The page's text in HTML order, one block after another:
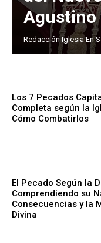
Agustino
Redacción Iglesia En
Los 7 Pecados
Completa según la
Cómo Combatirlos
El Pecado Según la
Comprendiendo su
Consecuencias y la
Divina